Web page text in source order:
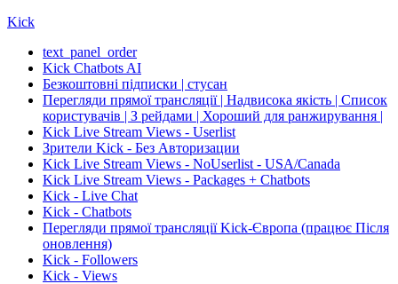
Kick
text_panel_order
Kick Chatbots AI
Безкоштовні підписки | стусан
Перегляди прямої трансляції | Надвисока якість | Список
користувачів | З рейдами | Хороший для ранжирування |
Kick Live Stream Views - Userlist
Зрители Kick - Без Авторизации
Kick Live Stream Views - NoUserlist - USA/Canada
Kick Live Stream Views - Packages + Chatbots
Kick - Live Chat
Kick - Chatbots
Перегляди прямої трансляції Kick-Європа (працює Після
оновлення)
Kick - Followers
Kick - Views